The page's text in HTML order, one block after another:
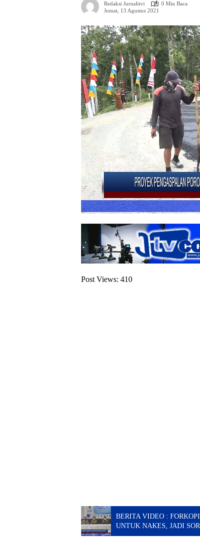
Redaksi Jurnaltivi
0 Min Baca
Jumat, 13 Agustus 2021
Post Views: 410
BERITA VIDEO :
UNTUK NAKES, JADI